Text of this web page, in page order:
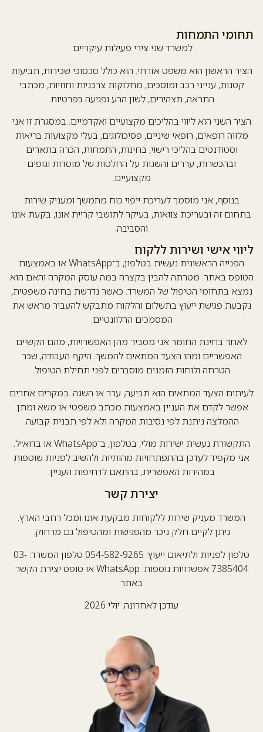
תחומי התמחות
למשרד שני צירי פעילות עיקריים.
הציר הראשון הוא משפט אזרחי. הוא כולל סכסוכי שכירות, תביעות
קטנות, ענייני רכב ומוסכים, מחלוקות צרכניות וחוזיות, מכתבי
התראה, תצהירים, לשון הרע ופגיעה בפרטיות.
הציר השני הוא ליווי בהליכים מקצועיים ואקדמיים. במסגרת זו אני
מלווה רופאים, רופאי שיניים, פסיכולוגים, בעלי מקצועות בריאות
וסטודנטים בהליכי רישוי, בחינות, התמחות, הכרה בתארים
ובהכשרות, עררים והשגות על החלטות של מוסדות וגופים
מקצועיים.
בנוסף, אני מוסמך לעריכת ייפוי כוח מתמשך ומעניק שירות
בתחום זה ובעריכת צוואות, בעיקר לתושבי קריית אונו, בקעת אונו
והסביבה.
ליווי אישי ושירות ללקוח
הפנייה הראשונית נעשית בטלפון, ב־WhatsApp או באמצעות
הטופס באתר. מטרתה להבין בקצרה במה עוסק המקרה והאם הוא
נמצא בתחומי הטיפול של המשרד. כאשר נדרשת בחינה משפטית,
נקבעת פגישת ייעוץ בתשלום והלקוח מתבקש להעביר מראש את
המסמכים הרלוונטיים.
לאחר בחינת החומר אני מסביר מהן האפשרויות, מהם הקשיים
האפשריים ומהו הצעד המתאים להמשך. היקף העבודה, שכר
הטרחה ולוחות הזמנים מוסברים לפני תחילת הטיפול.
לעיתים הצעד המתאים הוא תביעה, ערר או השגה. במקרים אחרים
אפשר לקדם את העניין באמצעות מכתב משפטי או משא ומתן.
ההמלצה ניתנת לפי נסיבות המקרה ולא לפי תבנית קבועה.
התקשורת נעשית ישירות מולי, בטלפון, ב־WhatsApp או בדוא״ל.
אני מקפיד לעדכן בהתפתחויות מהותיות ולהשיב לפניות שוטפות
במהירות האפשרית, בהתאם לדחיפות העניין.
יצירת קשר
המשרד מעניק שירות ללקוחות מבקעת אונו ומכל רחבי הארץ.
ניתן לקיים חלק ניכר מהפגישות ומהטיפול גם מרחוק.
טלפון לפניות ולתיאום ייעוץ: 054-582-9265 טלפון המשרד: 03-
7385404 אפשרויות נוספות: WhatsApp או טופס יצירת הקשר
באתר
עודכן לאחרונה: יולי 2026